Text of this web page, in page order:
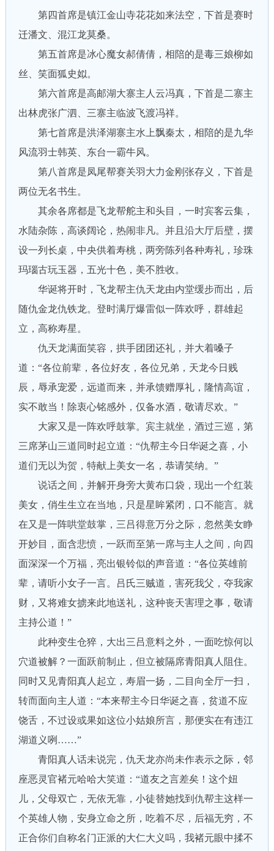
第四首席是镇江金山寺花花如来法空，下首是赛时
迁潘文、混江龙莫桑。
第五首席是冰心魔女郝倩倩，相陪的是毒三娘柳如
丝、笑面狐史姒。
第六首席是高邮湖大寨主人云冯真，下首是二寨主
出林虎张广泗、三寨主临波飞渡冯祥。
第七首席是洪泽湖寨主水上飘秦太，相陪的是九华
风流羽士韩英、东台一霸牛风。
第八首席是凤尾帮赛关羽大力金刚张存义，下首是
两位无名书生。
其余各席都是飞龙帮舵主和头目，一时宾客云集，
水陆杂陈，高谈阔论，热闹非凡。并且沿大厅后壁，摆
设一列长桌，中央供着寿桃，两旁陈列各种寿礼，珍珠
玛瑙古玩玉器，五光十色，美不胜收。
华诞将开时，飞龙帮主仇天龙由内堂缓步而出，后
随仇金龙仇铁龙。登时满厅爆雷似一阵欢呼，群雄起
立，高称寿星。
仇天龙满面笑容，拱手团团还礼，并大着嗓子
道：“各位前辈，各位好友，各位兄弟，天龙今日贱
辰，辱承宠爱，远道而来，并承馈赠厚礼，隆情高谊，
实不敢当！除衷心铭感外，仅备水酒，敬请尽欢。”
大家又是一阵欢呼鼓掌。宾主就坐，酒过三巡，第
三席茅山三道同时起立道：“仇帮主今日华诞之喜，小
道们无以为贺，特献上美女一名，恭请笑纳。”
说话之间，并解开身旁大黄布口袋，现出一个红装
美女，俏生生立在当地，只是星眸紧闭，口不能言。就
在又是一阵哄堂鼓掌，三吕得意万分之际，忽然美女睁
开妙目，面含悲愤，一跃而至第一席与主人之间，向四
面深深一个万福，亮出银铃似的声音道：“各位英雄前
辈，请听小女子一言。吕氏三贼道，害死我父，夺我家
财，又将难女掳来此地送礼，这种丧天害理之事，敬请
主持公道！”
此种变生仓猝，大出三吕意料之外，一面吃惊何以
穴道被解？一面跃前制止，但立被隔席青阳真人阻住。
同时又见青阳真人起立，寿眉一扬，二目向全厅一扫，
转而面向主人道：“本来帮主今日华诞之喜，贫道不应
饶舌，不过设或果如这位小姑娘所言，那便实在有违江
湖道义咧……”
青阳真人话未说完，仇天龙亦尚未作表示之际，邻
座恶灵官褚元哈哈大笑道：“道友之言差矣！这个妞
儿，父母双亡，无依无靠，小徒替她找到仇帮主这样一
个英雄人物，安身立命之所，吃着不尽，后福无穷，不
正合你们自称名门正派的大仁大义吗，我褚元眼中揉不